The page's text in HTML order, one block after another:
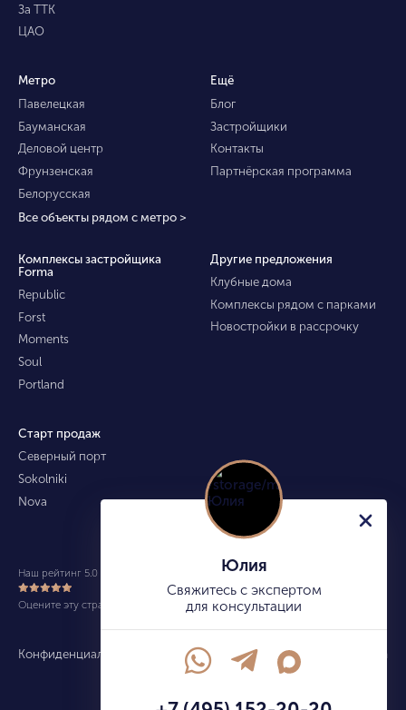
За ТТК
ЦАО
Метро
Павелецкая
Бауманская
Деловой центр
Фрунзенская
Белорусская
Все объекты рядом с метро >
Ещё
Блог
Застройщики
Контакты
Партнёрская программа
Комплексы застройщика
Forma
Republic
Forst
Moments
Soul
Portland
Другие предложения
Клубные дома
Комплексы рядом с парками
Новостройки в рассрочку
Старт продаж
Северный порт
Sokolniki
Nova
Конфиденциальность Карта сайта info@kupitekvartiru.com
Наш рейтинг 5.0 из 5 (490)
Оцените эту страницу
Юлия
Свяжитесь с экспертом
для консультации